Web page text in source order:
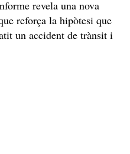
revela una nova
reforça la hipòtesi que
un accident de trànsit i